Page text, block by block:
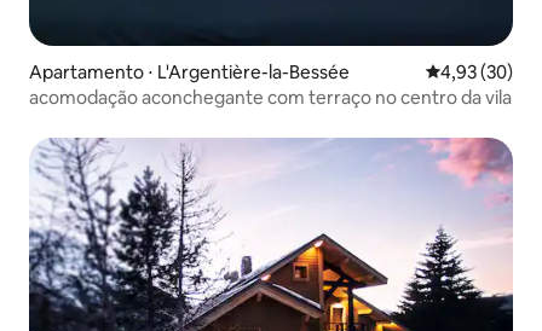
Apartamento ⋅ L'Argentière-la-Bessée 4,93 de uma
4,93 (30)
acomodação aconchegante com terraço no centro da vila